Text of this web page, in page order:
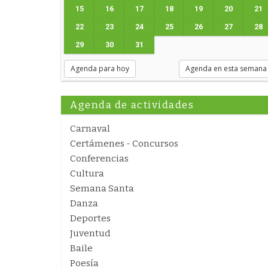
15 16 17 18 19 20 21
22 23 24 25 26 27 28
29 30 31
Agenda para hoy Agenda en esta semana
Agenda de actividades
Carnaval
Certámenes - Concursos
Conferencias
Cultura
Semana Santa
Danza
Deportes
Juventud
Baile
Poesía